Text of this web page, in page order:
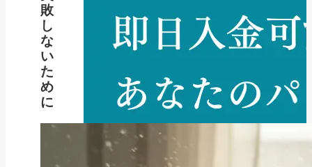
敗
し
な
い
た
め
に